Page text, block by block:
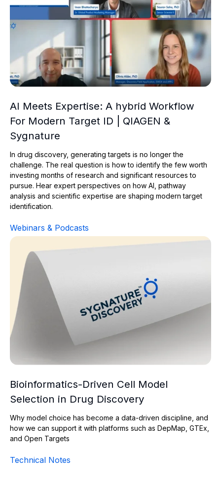
AI Meets Expertise: A hybrid Workflow
For Modern Target ID | QIAGEN &
Sygnature
In drug discovery, generating targets is no longer the
challenge. The real question is how to identify the few worth
investing months of research and significant resources to
pursue. Hear expert perspectives on how AI, pathway
analysis and scientific expertise are shaping modern target
identification.
Webinars & Podcasts
Bioinformatics-Driven Cell Model Selection in Drug
Bioinformatics-Driven Cell Model
Selection in Drug Discovery
Why model choice has become a data-driven discipline, and
how we can support it with platforms such as DepMap, GTEx,
and Open Targets
Technical Notes